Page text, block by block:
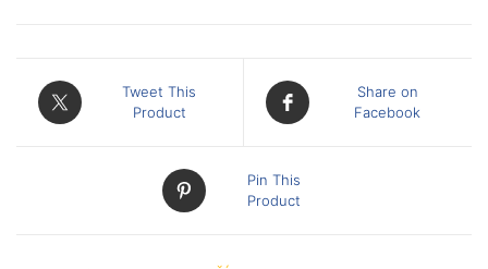
Tweet This
Product
Share on
Facebook
Pin This
Product